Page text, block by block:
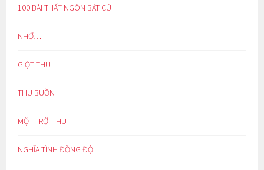
100 BÀI THẤT NGÔN BÁT CÚ
NHỚ…
GIỌT THU
THU BUỒN
MỘT TRỜI THU
NGHĨA TÌNH ĐỒNG ĐỘI